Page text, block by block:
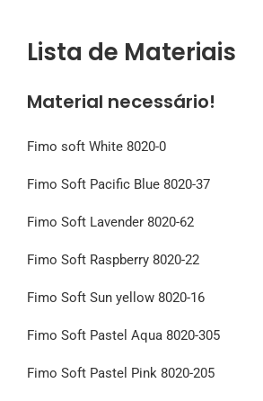
Lista de Materiais
Material necessário!
Fimo soft White 8020-0
Fimo Soft Pacific Blue 8020-37
Fimo Soft Lavender 8020-62
Fimo Soft Raspberry 8020-22
Fimo Soft Sun yellow 8020-16
Fimo Soft Pastel Aqua 8020-305
Fimo Soft Pastel Pink 8020-205